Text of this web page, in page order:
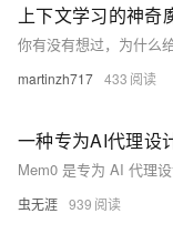
上下文学习的神奇
martinzh717 433
虫无涯 939